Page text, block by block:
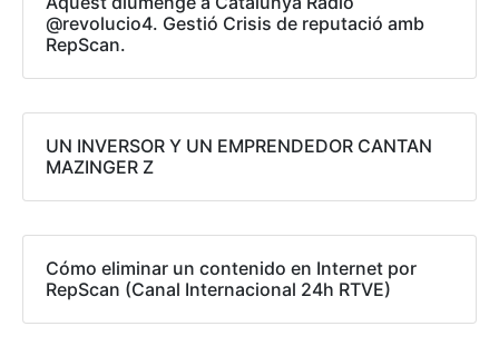
@revolucio4. Gestió Crisis de reputació amb
RepScan.
UN INVERSOR Y UN EMPRENDEDOR CANTAN
MAZINGER Z
Cómo eliminar un contenido en Internet por
RepScan (Canal Internacional 24h RTVE)